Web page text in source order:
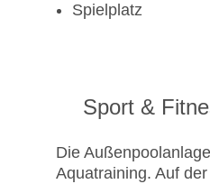
Spielplatz
Sport &
Die
Aquatraining. Auf